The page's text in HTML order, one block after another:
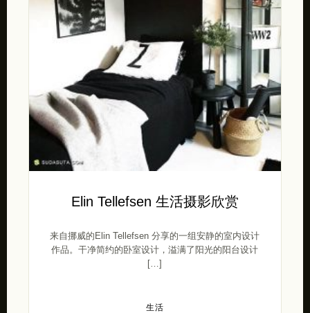
Elin Tellefsen 生活摄影欣赏
来自挪威的Elin Tellefsen 分享的一组安静的室内设计
作品。干净简约的卧室设计，溢满了阳光的阳台设计
[…]
生活